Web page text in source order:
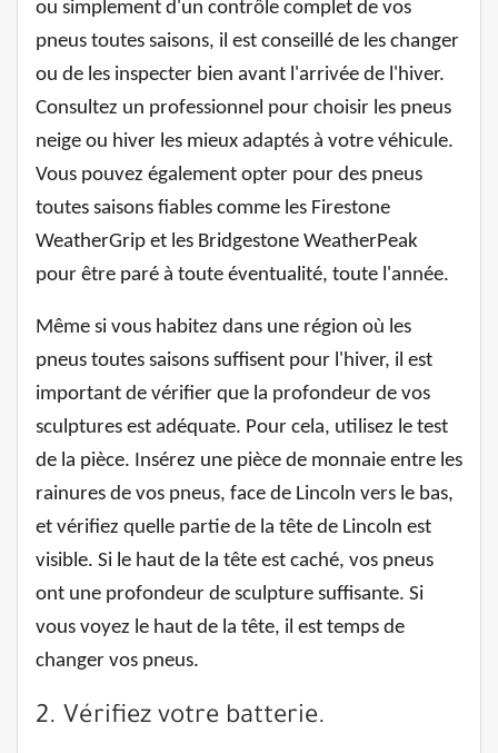
ou simplement d'un contrôle complet de vos
pneus toutes saisons, il est conseillé de les changer
ou de les inspecter bien avant l'arrivée de l'hiver.
Consultez un professionnel pour choisir les pneus
neige ou hiver les mieux adaptés à votre véhicule.
Vous pouvez également opter pour des pneus
toutes saisons fiables comme les Firestone
WeatherGrip et les Bridgestone WeatherPeak
pour être paré à toute éventualité, toute l'année.
Même si vous habitez dans une région où les
pneus toutes saisons suffisent pour l'hiver, il est
important de vérifier que la profondeur de vos
sculptures est adéquate. Pour cela, utilisez le test
de la pièce. Insérez une pièce de monnaie entre les
rainures de vos pneus, face de Lincoln vers le bas,
et vérifiez quelle partie de la tête de Lincoln est
visible. Si le haut de la tête est caché, vos pneus
ont une profondeur de sculpture suffisante. Si
vous voyez le haut de la tête, il est temps de
changer vos pneus.
2. Vérifiez votre batterie.